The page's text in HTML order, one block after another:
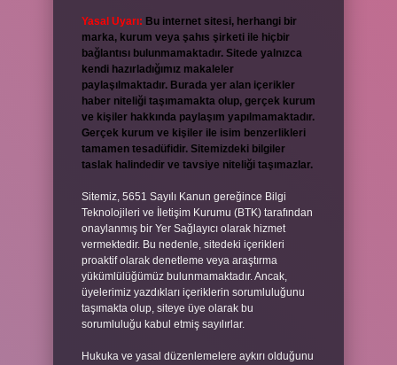
Yasal Uyarı: Bu internet sitesi, herhangi bir
marka, kurum veya şahıs şirketi ile hiçbir
bağlantısı bulunmamaktadır. Sitede yalnızca
kendi hazırladığımız makaleler
paylaşılmaktadır. Burada yer alan içerikler
haber niteliği taşımamakta olup, gerçek kurum
ve kişiler hakkında paylaşım yapılmamaktadır.
Gerçek kurum ve kişiler ile isim benzerlikleri
tamamen tesadüfidir. Sitemizdeki bilgiler
taslak halindedir ve tavsiye niteliği taşımazlar.
Sitemiz, 5651 Sayılı Kanun gereğince Bilgi
Teknolojileri ve İletişim Kurumu (BTK) tarafından
onaylanmış bir Yer Sağlayıcı olarak hizmet
vermektedir. Bu nedenle, sitedeki içerikleri
proaktif olarak denetleme veya araştırma
yükümlülüğümüz bulunmamaktadır. Ancak,
üyelerimiz yazdıkları içeriklerin sorumluluğunu
taşımakta olup, siteye üye olarak bu
sorumluluğu kabul etmiş sayılırlar.
Hukuka ve yasal düzenlemelere aykırı olduğunu